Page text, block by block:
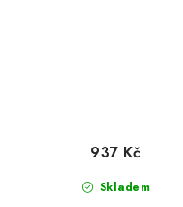
Skladem
937 Kč